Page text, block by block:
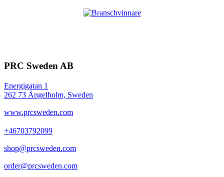
PRC Sweden AB
Energigatan 1
262 73 Ängelholm, Sweden
www.prcsweden.com
+46703792099
shop@prcsweden.com
order@prcsweden.com